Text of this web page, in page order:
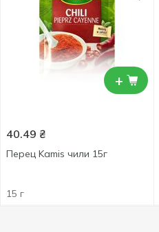
+
40.49 ₴
Перец Kamis чили 15г
15 г